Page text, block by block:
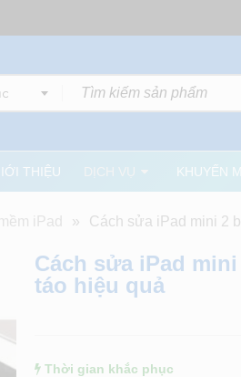
THIỆU DỊCH VỤ KHUYẾN
iPad » Cách sửa iPad mini 2
Cách sửa iPad
táo hiệu quả
Thời gian khắc phục